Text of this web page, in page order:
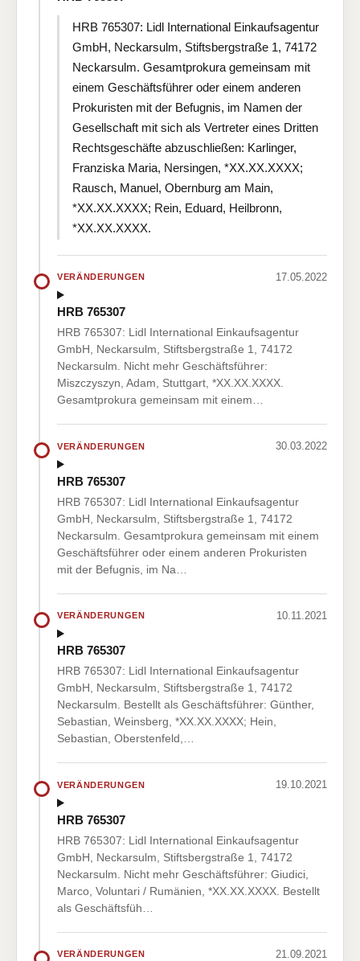
HRB 765307: Lidl International Einkaufsagentur
GmbH, Neckarsulm, Stiftsbergstraße 1, 74172
Neckarsulm. Gesamtprokura gemeinsam mit
einem Geschäftsführer oder einem anderen
Prokuristen mit der Befugnis, im Namen der
Gesellschaft mit sich als Vertreter eines Dritten
Rechtsgeschäfte abzuschließen: Karlinger,
Franziska Maria, Nersingen, *XX.XX.XXXX;
Rausch, Manuel, Obernburg am Main,
*XX.XX.XXXX; Rein, Eduard, Heilbronn,
*XX.XX.XXXX.
VERÄNDERUNGEN 17.05.2022
HRB 765307
HRB 765307: Lidl International Einkaufsagentur
GmbH, Neckarsulm, Stiftsbergstraße 1, 74172
Neckarsulm. Nicht mehr Geschäftsführer:
Miszczyszyn, Adam, Stuttgart, *XX.XX.XXXX.
Gesamtprokura gemeinsam mit einem…
VERÄNDERUNGEN 30.03.2022
HRB 765307
HRB 765307: Lidl International Einkaufsagentur
GmbH, Neckarsulm, Stiftsbergstraße 1, 74172
Neckarsulm. Gesamtprokura gemeinsam mit einem
Geschäftsführer oder einem anderen Prokuristen
mit der Befugnis, im Na…
VERÄNDERUNGEN 10.11.2021
HRB 765307
HRB 765307: Lidl International Einkaufsagentur
GmbH, Neckarsulm, Stiftsbergstraße 1, 74172
Neckarsulm. Bestellt als Geschäftsführer: Günther,
Sebastian, Weinsberg, *XX.XX.XXXX; Hein,
Sebastian, Oberstenfeld,…
VERÄNDERUNGEN 19.10.2021
HRB 765307
HRB 765307: Lidl International Einkaufsagentur
GmbH, Neckarsulm, Stiftsbergstraße 1, 74172
Neckarsulm. Nicht mehr Geschäftsführer: Giudici,
Marco, Voluntari / Rumänien, *XX.XX.XXXX. Bestellt
als Geschäftsfüh…
VERÄNDERUNGEN 21.09.2021